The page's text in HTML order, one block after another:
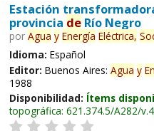
Estación
provincia deRío Negro
por Agua y Energía Eléctrica,
Idioma: Español
Editor: Buenos Aires: Agua y
1988
Disponibilidad: Ítems
topográfica: 621.374.5/A282/v.4